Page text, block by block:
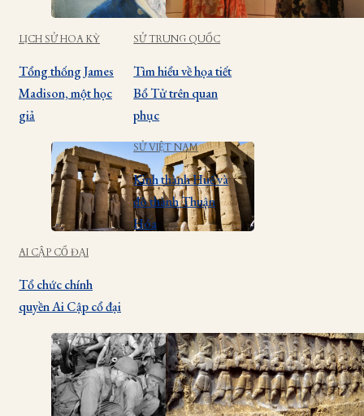
LỊCH SỬ HOA KỲ
Tổng thống James
Madison, một học
giả
SỬ TRUNG QUỐC
Tìm hiểu về họa tiết
Bổ Tử trên quan
phục
AI CẬP CỔ ĐẠI
Tổ chức chính
quyền Ai Cập cổ đại
SỬ VIỆT NAM
Kinh thành Huế và
đô thành Thuận
Hóa